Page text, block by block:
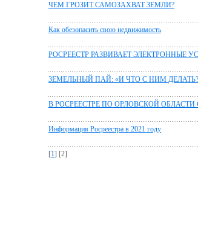
ЧЕМ ГРОЗИТ САМОЗАХВАТ ЗЕМЛИ?
Как обезопасить свою недвижимость
РОСРЕЕСТР РАЗВИВАЕТ ЭЛЕКТРОННЫЕ
ЗЕМЕЛЬНЫЙ ПАЙ: «И ЧТО С НИМ
В РОСРЕЕСТРЕ ПО ОРЛОВСКОЙ
Информация Росреестра в 2021 году
[1] [2]